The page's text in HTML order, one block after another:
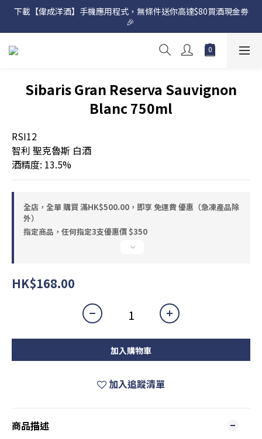
網店購滿 $500 即享免費送貨服務📦
下載【偉成洋酒】手機應用程式，無條件送你高達$80買酒現金劵
🎉
網店購滿 $500 即享免費送貨服務📦
Sibaris Gran Reserva Sauvignon
Blanc 750ml
RSI12
智利 聖克魯斯 白酒
酒精度: 13.5%
全店，全單 購買 滿HK$500.00，即享 免運費 優惠（急凍產品除
外）
指定商品，任何指定3支優惠價 $350
HK$168.00
加入購物車
加入追蹤清單
商品描述